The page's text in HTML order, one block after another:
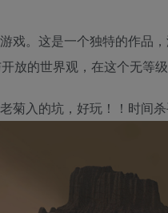
戏。这是一个独特的作品
放的世界观，在这个无等级
菊入的坑，好玩！！时间